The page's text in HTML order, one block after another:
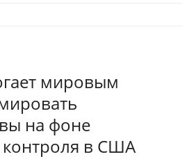
мировым
на фоне
контроля в США